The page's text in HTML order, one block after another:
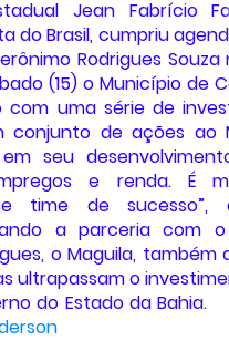
Jean Fabrício
do Brasil, cumpriu
Rodrigues
(15) o Município de
com uma série de
conjunto de ações ao
seu
e renda. É
time de sucesso”,
a parceria com
o Maguila, também
ultrapassam o
do Estado da